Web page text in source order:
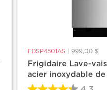
FDSP4501AS 999,00 $
Frigidaire Lave-
acier inoxydable